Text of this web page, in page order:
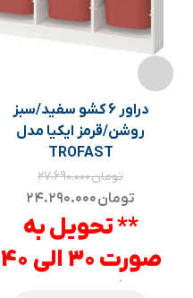
دراور 6 کشو سفید/سبز
روشن/قرمز ایکیا مدل
TROFAST
تومان۲۷.۶۹۰.۰۰۰
تومان
** تحویل به
صورت 30 الی 40